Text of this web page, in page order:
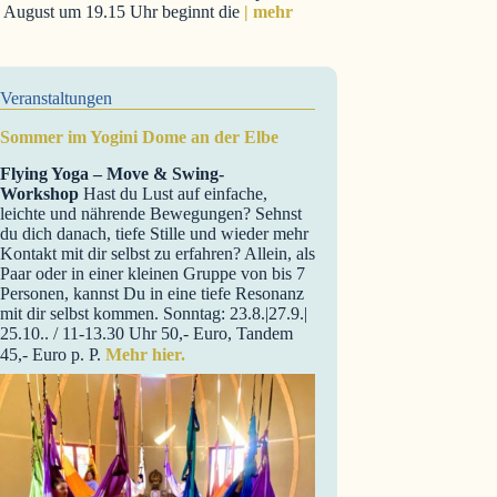
August um 19.15 Uhr beginnt die | mehr
Veranstaltungen
Sommer im Yogini Dome an der Elbe
Flying Yoga – Move & Swing-
Workshop Hast du Lust auf einfache,
leichte und nährende Bewegungen? Sehnst
du dich danach, tiefe Stille und wieder mehr
Kontakt mit dir selbst zu erfahren? Allein, als
Paar oder in einer kleinen Gruppe von bis 7
Personen, kannst Du in eine tiefe Resonanz
mit dir selbst kommen. Sonntag: 23.8.|27.9.|
25.10.. / 11-13.30 Uhr 50,- Euro, Tandem
45,- Euro p. P. Mehr hier.